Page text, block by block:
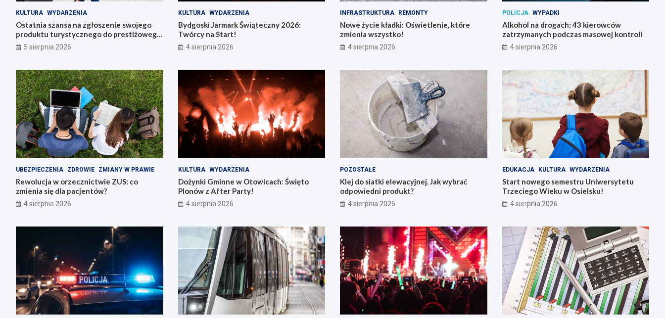
KULTURA WYDARZENIA
Ostatnia szansa na zgłoszenie swojego
produktu turystycznego do prestiżowego
konkursu POT
5 sierpnia 2026
KULTURA WYDARZENIA
Bydgoski Jarmark Świąteczny 2026:
Twórcy na Start!
4 sierpnia 2026
INFRASTRUKTURA REMONTY
Nowe życie kładki: Oświetlenie, które
zmienia wszystko!
4 sierpnia 2026
POLICJA WYPADKI
Alkohol na drogach: 43 kierowców
zatrzymanych podczas masowej kontroli
4 sierpnia 2026
UBEZPIECZENIA ZDROWIE ZMIANY W PRAWIE
Rewolucja w orzecznictwie ZUS: co
zmienia się dla pacjentów?
4 sierpnia 2026
KULTURA WYDARZENIA
Dożynki Gminne w Otowicach: Święto
Plonów z After Party!
4 sierpnia 2026
POZOSTAŁE
Klej do siatki elewacyjnej. Jak wybrać
odpowiedni produkt?
4 sierpnia 2026
EDUKACJA KULTURA WYDARZENIA
Start nowego semestru Uniwersytetu
Trzeciego Wieku w Osielsku!
4 sierpnia 2026